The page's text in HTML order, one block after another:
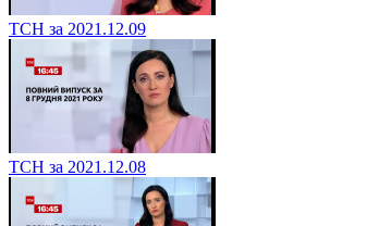
ТСН за 2021.12.09
ТСН за 2021.12.08